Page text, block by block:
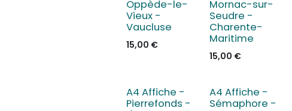
Oppède-le-
Vieux -
Vaucluse
15,00 €
Mornac-sur-
Seudre -
Charente-
Maritime
15,00 €
A4 Affiche -
Pierrefonds -
A4 Affiche -
Sémaphore -